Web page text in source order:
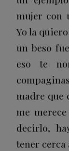
mujer con
Yo la
un beso
eso te
madre que
me
decirlo,
tener cerca